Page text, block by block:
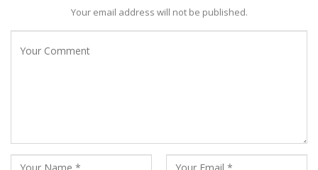
Your email address will not be published.